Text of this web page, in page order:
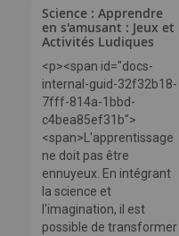
Science : Apprendre
en s'amusant : Jeux et
Activités Ludiques
<p><span id="docs-
internal-guid-32f32b18-
7fff-814a-1bbd-
c4bea85ef31b">
<span>L'apprentissage
ne doit pas être
ennuyeux. En intégrant
la science et
l'imagination, il est
possible de transformer